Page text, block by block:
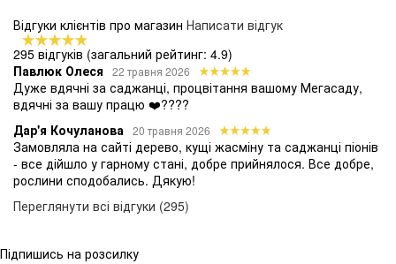
Відгуки клієнтів про магазин Написати відгук
295 відгуків (загальний рейтинг: 4.9)
Павлюк Олеся
22 травня 2026
Дуже вдячні за саджанці, процвітання вашому Мегасаду,
вдячні за вашу працю ❤️????
Дар'я Кочуланова
20 травня 2026
Замовляла на сайті дерево, кущі жасміну та саджанці піонів
- все дійшло у гарному стані, добре прийнялося. Все добре,
рослини сподобались. Дякую!
Переглянути всі відгуки (295)
Підпишись на розсилку